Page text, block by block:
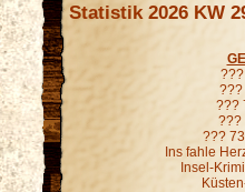
Statistik 2026 KW
???
???
???
???
Ins fahle
Insel-